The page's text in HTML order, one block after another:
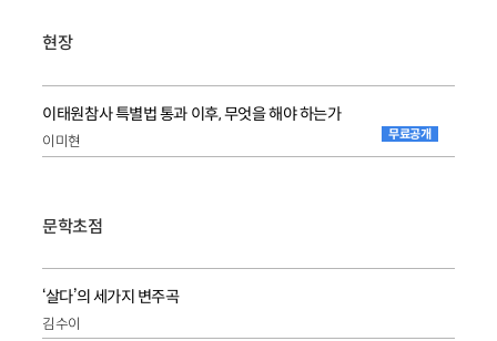
현장
이태원참사 특별법 통과 이후, 무엇을 해야 하는가
이미현 무료공개
문학초점
‘살다’의 세가지 변주곡
김수이